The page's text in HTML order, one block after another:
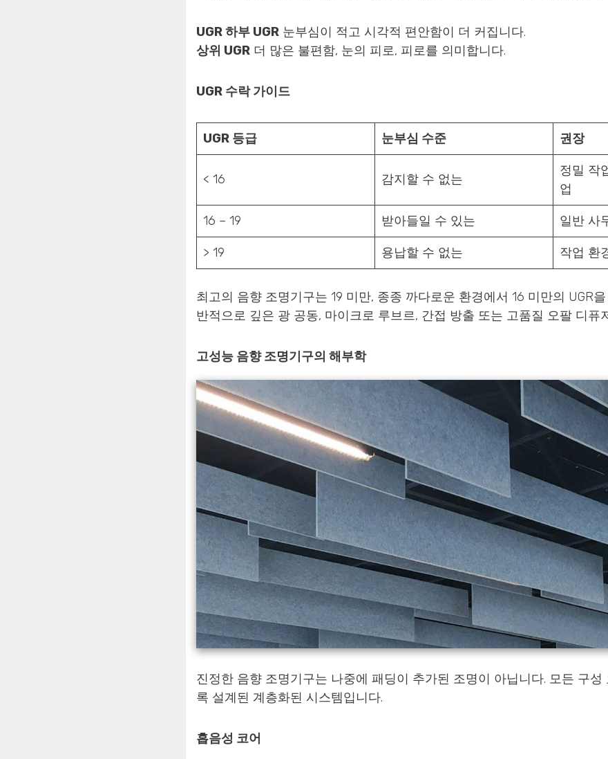
UGR 하부 UGR눈부심이 적고 시각적 편안함이 더 커집니다.
상위 UGR더 많은 불편함, 눈의 피로, 피로를 의미합니다.
UGR 수락 가이드
UGR 등급 눈부심 수준 권장
< 16 감지할 수 없는
정밀 작
업
16 – 19 받아들일 수 있는 일반 사
> 19 용납할 수 없는 작업 환
최고의 음향 조명기구는 19 미만, 종종 까다로운 환경에서 16 미만의 UGR
반적으로 깊은 광 공동, 마이크로 루브르, 간접 방출 또는 고품질 오팔 디퓨
고성능 음향 조명기구의 해부학
진정한 음향 조명기구는 나중에 패딩이 추가된 조명이 아닙니다. 모든 구성
록 설계된 계층화된 시스템입니다.
흡음성 코어